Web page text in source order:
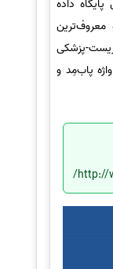
داده
معروف‌ترین
زیست-پزشکی
پاب‌مِد و
http://